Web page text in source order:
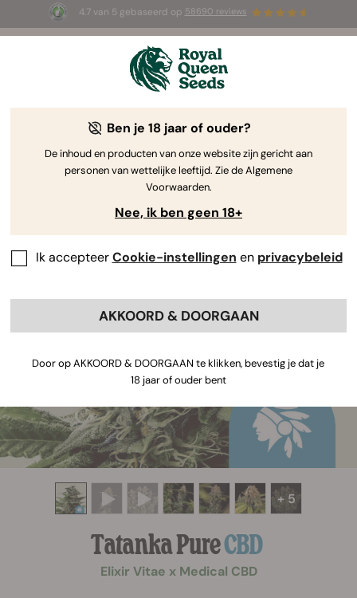
4.7 van 5 gebaseerd op 58690 reviews
3 White Widow Auto zaadjesGRATIS voor de
+ 5
Tatanka PureCBD
Elixir Vitae x Medical CBD
Ben je 18 jaar of ouder?
De inhoud en producten van onze website zijn gericht aan
personen van wettelijke leeftijd. Zie de Algemene
Voorwaarden.
Nee, ik ben geen 18+
Ik accepteerCookie-instellingen en privacybeleid
AKKOORD & DOORGAAN
Door op AKKOORD & DOORGAAN te klikken, bevestig je dat je
18 jaar of ouder bent